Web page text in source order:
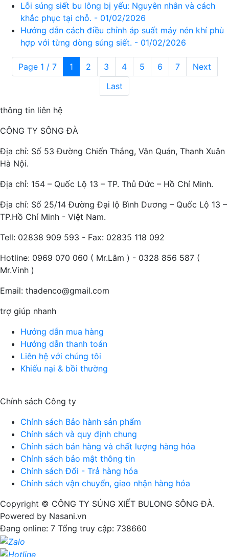
Lỗi súng siết bu lông bị yếu: Nguyên nhân và cách
khắc phục tại chỗ. - 01/02/2026
Hướng dẫn cách điều chỉnh áp suất máy nén khí phù
hợp với từng dòng súng siết. - 01/02/2026
Page 1 / 7 1 2 3 4 5 6 7
Next
Last
thông tin liên hệ
CÔNG TY SÔNG ĐÀ
Địa chỉ: Số 53 Đường Chiến Thắng, Văn Quán, Thanh Xuân
Hà Nội.
Địa chỉ: 154 – Quốc Lộ 13 – TP. Thủ Đức – Hồ Chí Minh.
Địa chỉ: Số 25/14 Đường Đại lộ Bình Dương – Quốc Lộ 13 –
TP.Hồ Chí Minh - Việt Nam.
Tell: 02838 909 593 - Fax: 02835 118 092
Hotline: 0969 070 060 ( Mr.Lâm ) - 0328 856 587 (
Mr.Vinh )
Email: thadenco@gmail.com
trợ giúp nhanh
Hướng dẫn mua hàng
Hướng dẫn thanh toán
Liên hệ với chúng tôi
Khiếu nại & bồi thường
Chính sách Công ty
Chính sách Bảo hành sản phẩm
Chính sách và quy định chung
Chính sách bán hàng và chất lượng hàng hóa
Chính sách bảo mật thông tin
Chính sách Đổi - Trả hàng hóa
Chính sách vận chuyển, giao nhận hàng hóa
Copyright © CÔNG TY SÚNG XIẾT BULONG SÔNG ĐÀ.
Powered by Nasani.vn
Đang online: 7 Tổng truy cập: 738660